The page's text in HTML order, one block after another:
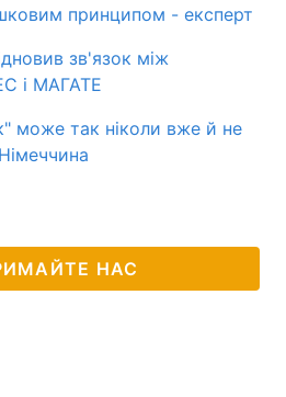
принципом - експерт
зв'язок між
і МАГАТЕ
може так ніколи вже й не
НАС